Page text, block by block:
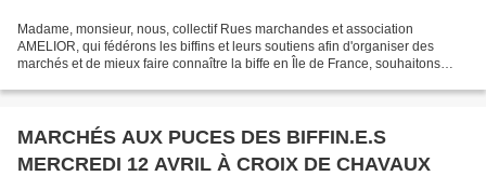
Madame, monsieur, nous, collectif Rues marchandes et association
AMELIOR, qui fédérons les biffins et leurs soutiens afin d'organiser des
marchés et de mieux faire connaître la biffe en Île de France, souhaitons
MARCHÉS AUX PUCES DES BIFFIN.E.S
MERCREDI 12 AVRIL À CROIX DE CHAVAUX